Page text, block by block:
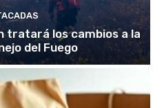
tratará los cambios a la
del Fuego